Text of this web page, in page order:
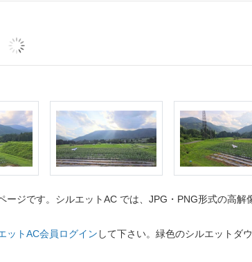
ジです。シルエットAC では、JPG・PNG形式の高解
ットAC会員ログイン して下さい。緑色のシルエットダ